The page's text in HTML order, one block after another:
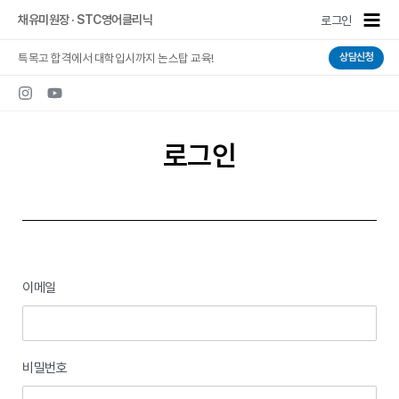
건너뛰기채유미원장 · STC영어클리닉 로그인
Main
특목고 합격에서 대학입시까지 논스탑 교육! 상담신청
로그인
이메일
비밀번호